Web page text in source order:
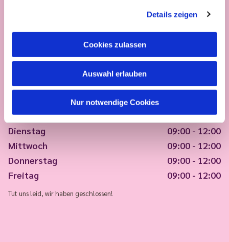
Details zeigen
Cookies zulassen
Auswahl erlauben
Nur notwendige Cookies
Montag
09:00 - 12:00
Dienstag
09:00 - 12:00
Mittwoch
09:00 - 12:00
Donnerstag
09:00 - 12:00
Freitag
09:00 - 12:00
Tut uns leid, wir haben geschlossen!